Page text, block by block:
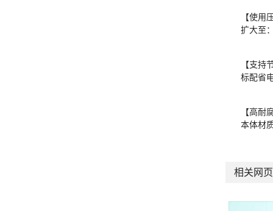
【使用
扩大至
【支持
标配省
【高耐
本体材
相关网页